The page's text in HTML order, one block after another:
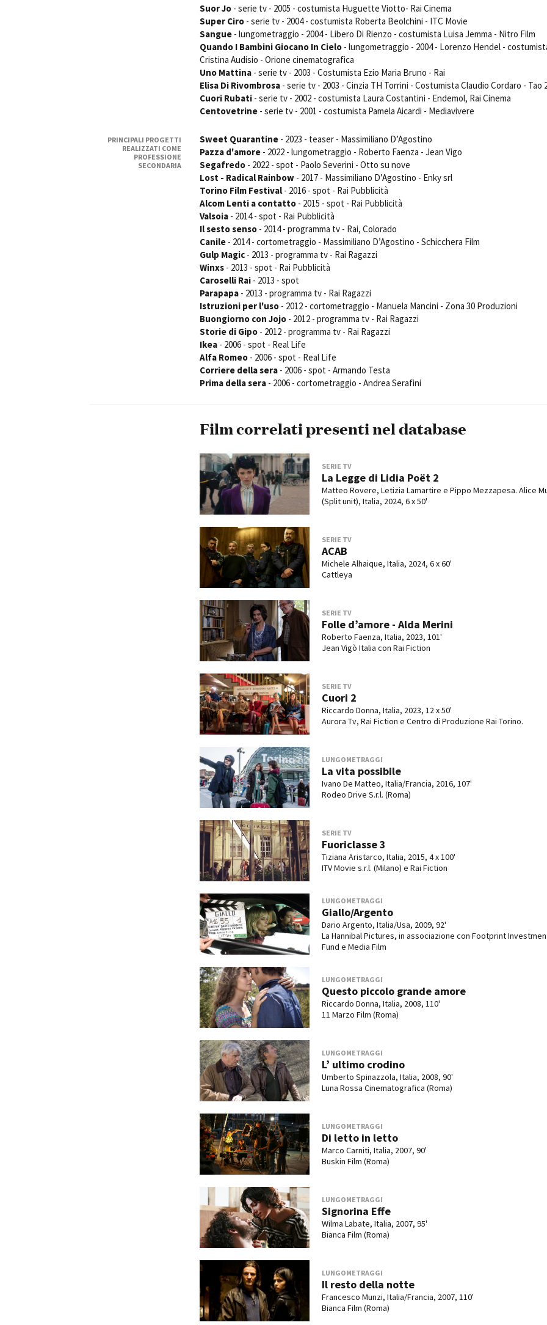
Suor Jo- serie tv - 2005 - costumista Huguette Viotto- Rai Cinema
Super Ciro- serie tv - 2004 - costumista Roberta Beolchini - ITC Movie
Sangue- lungometraggio - 2004 - Libero Di Rienzo - costumista Luisa Jemma - Nitro Film
Quando I Bambini Giocano In Cielo- lungometraggio - 2004 - Lorenzo Hendel -
Cristina Audisio - Orione cinematografica
Uno Mattina- serie tv - 2003 - Costumista Ezio Maria Bruno - Rai
Elisa Di Rivombrosa- serie tv - 2003 - Cinzia TH Torrini - Costumista Claudio Cordaro - Tao
Cuori Rubati- serie tv - 2002 - costumista Laura Costantini - Endemol, Rai Cinema
Centovetrine- serie tv - 2001 - costumista Pamela Aicardi - Mediavivere
PRINCIPALI PROGETTI
REALIZZATI COME
PROFESSIONE
SECONDARIA
Sweet Quarantine- 2023 - teaser - Massimiliano D’Agostino
Pazza d'amore- 2022 - lungometraggio - Roberto Faenza - Jean Vigo
Segafredo- 2022 - spot - Paolo Severini - Otto su nove
Lost - Radical Rainbow- 2017 - Massimiliano D’Agostino - Enky srl
Torino Film Festival- 2016 - spot - Rai Pubblicità
Alcom Lenti a contatto- 2015 - spot - Rai Pubblicità
Valsoia- 2014 - spot - Rai Pubblicità
Il sesto senso- 2014 - programma tv - Rai, Colorado
Canile- 2014 - cortometraggio - Massimiliano D’Agostino - Schicchera Film
Gulp Magic- 2013 - programma tv - Rai Ragazzi
Winxs- 2013 - spot - Rai Pubblicità
Caroselli Rai- 2013 - spot
Parapapa- 2013 - programma tv - Rai Ragazzi
Istruzioni per l'uso- 2012 - cortometraggio - Manuela Mancini - Zona 30 Produzioni
Buongiorno con Jojo- 2012 - programma tv - Rai Ragazzi
Storie di Gipo- 2012 - programma tv - Rai Ragazzi
Ikea- 2006 - spot - Real Life
Alfa Romeo- 2006 - spot - Real Life
Corriere della sera- 2006 - spot - Armando Testa
Prima della sera- 2006 - cortometraggio - Andrea Serafini
Film correlati presenti nel database
SERIE TV
La Legge di Lidia Poët 2
Matteo Rovere, Letizia Lamartire e Pippo Mezzapesa. Alice
(Split unit), Italia, 2024, 6 x 50'
SERIE TV
ACAB
Michele Alhaique, Italia, 2024, 6 x 60'
Cattleya
SERIE TV
Folle d’amore - Alda Merini
Roberto Faenza, Italia, 2023, 101'
Jean Vigò Italia con Rai Fiction
SERIE TV
Cuori 2
Riccardo Donna, Italia, 2023, 12 x 50'
Aurora Tv, Rai Fiction e Centro di Produzione Rai Torino.
LUNGOMETRAGGI
La vita possibile
Ivano De Matteo, Italia/Francia, 2016, 107'
Rodeo Drive S.r.l. (Roma)
SERIE TV
Fuoriclasse 3
Tiziana Aristarco, Italia, 2015, 4 x 100'
ITV Movie s.r.l. (Milano) e Rai Fiction
LUNGOMETRAGGI
Giallo/Argento
Dario Argento, Italia/Usa, 2009, 92'
La Hannibal Pictures, in associazione con Footprint
Fund e Media Film
LUNGOMETRAGGI
Questo piccolo grande amore
Riccardo Donna, Italia, 2008, 110'
11 Marzo Film (Roma)
LUNGOMETRAGGI
L’ ultimo crodino
Umberto Spinazzola, Italia, 2008, 90'
Luna Rossa Cinematografica (Roma)
LUNGOMETRAGGI
Di letto in letto
Marco Carniti, Italia, 2007, 90'
Buskin Film (Roma)
LUNGOMETRAGGI
Signorina Effe
Wilma Labate, Italia, 2007, 95'
Bianca Film (Roma)
LUNGOMETRAGGI
Il resto della notte
Francesco Munzi, Italia/Francia, 2007, 110'
Bianca Film (Roma)